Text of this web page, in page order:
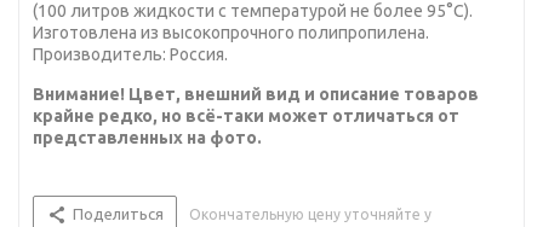
(100 литров жидкости с температурой не более 95°С).
Изготовлена из высокопрочного полипропилена.
Производитель: Россия.
Внимание! Цвет, внешний вид и описание товаров
крайне редко, но всё-таки может отличаться от
представленных на фото.
Поделиться
Окончательную цену уточняйте у